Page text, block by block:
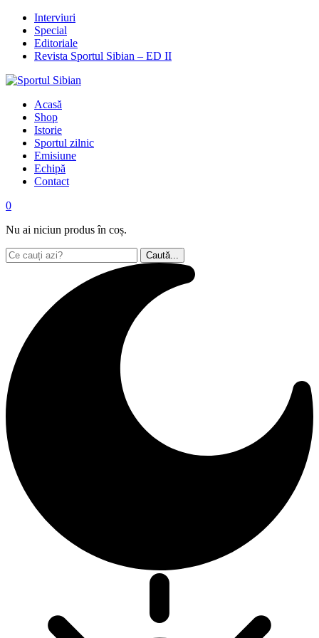
Interviuri
Special
Editoriale
Revista Sportul Sibian – ED II
Acasă
Shop
Istorie
Sportul zilnic
Emisiune
Echipă
Contact
0
Nu ai niciun produs în coș.